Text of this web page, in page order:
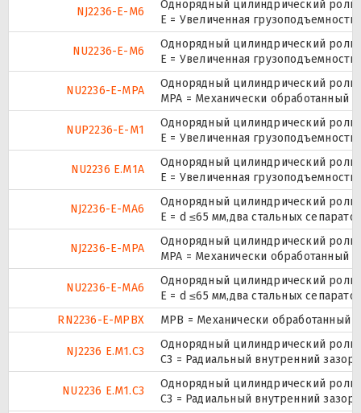
NJ2236-E-M6
Однорядный цилиндрический
E = Увеличенная
NU2236-E-M6
Однорядный цилиндрический
E = Увеличенная
NU2236-E-MPA
Однорядный цилиндрический
MPA = Механически обработанный
NUP2236-E-M1
Однорядный цилиндрический
E = Увеличенная
NU2236 E.M1A
Однорядный цилиндрический
E = Увеличенная
NJ2236-E-MA6
Однорядный цилиндрический
E = d ≤65 мм,два стальных
NJ2236-E-MPA
Однорядный цилиндрический
MPA = Механически обработанный
NU2236-E-MA6
Однорядный цилиндрический
E = d ≤65 мм,два стальных
RN2236-E-MPBX
MPB = Механически обработанный
NJ2236 E.M1.C3
Однорядный цилиндрический
C3 = Радиальный внутренний
NU2236 E.M1.C3
Однорядный цилиндрический
C3 = Радиальный внутренний